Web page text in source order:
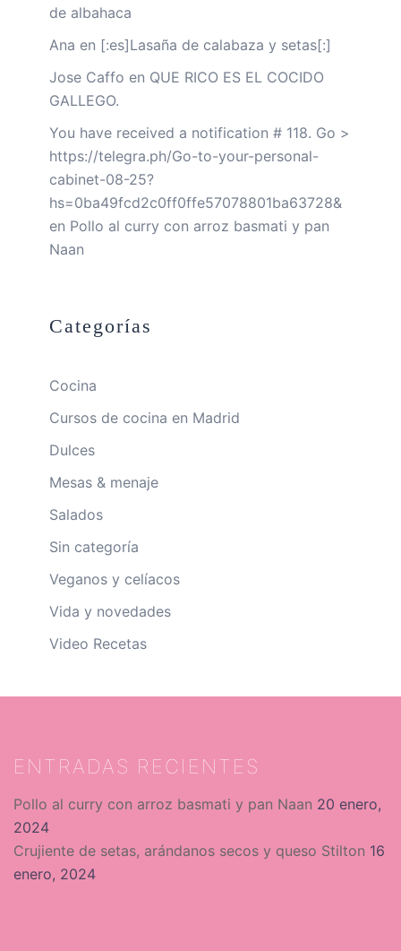
de albahaca
Ana en [:es]Lasaña de calabaza y setas[:]
Jose Caffo en QUE RICO ES EL COCIDO
GALLEGO.
You have received a notification # 118. Go >
https://telegra.ph/Go-to-your-personal-
cabinet-08-25?
hs=0ba49fcd2c0ff0ffe57078801ba63728&
en Pollo al curry con arroz basmati y pan
Naan
Categorías
Cocina
Cursos de cocina en Madrid
Dulces
Mesas & menaje
Salados
Sin categoría
Veganos y celíacos
Vida y novedades
Video Recetas
ENTRADAS RECIENTES
Pollo al curry con arroz basmati y pan Naan 20 enero,
2024
Crujiente de setas, arándanos secos y queso Stilton 16
enero, 2024